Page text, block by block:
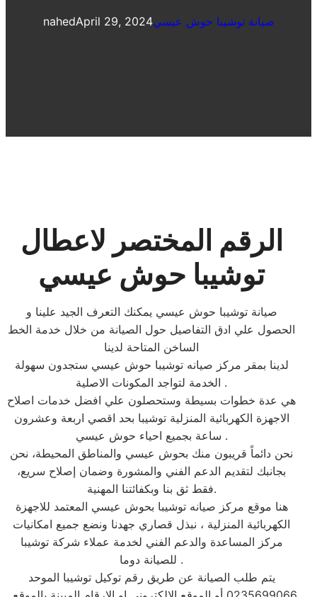
nahedApril 29, 2024صيانة توشيبا حوش عيسي
الرقم المختصر لاعطال
توشيبا حوش عيسي
صيانة توشيبا حوش عيسي يمكنك التعرف الجيد علينا و
الحصول علي ادق التفاصيل حول الصيانة من خلال خدمة الخط
الساخن المتاحة لدينا
لدينا بمقر مركز صيانه توشيبا حوش عيسي ستجدون سهولة
الخدمة لتواجد المكونات الاصلية .
هي عدة خطوات بسيطة وستحصلون علي افضل خدمات اصلاح
الاجهزة الكهربائية المنزلية توشيبا بحد اقصي اربعة وعشرون
ساعة بجميع احياء حوش عيسي .
نحن دائماً قريبون منك بحوش عيسي والمناطق المحيطة، نحن
بجانبك لتقديم الدعم الفني والمشورة وضمان إصلاح سريع،
فقط ثق بنا وبكفائتنا المهنية.
هنا موقع مركز صيانه توشيبا بحوش عيسي المعتمد للاجهزة
الكهربائية المنزلية ، نبذل قصاري جهدنا ونضع جميع امكانيات
مركز المساعدة والدعم الفني لخدمة عملاء شركة توشيبا
للصيانة دوما .
يتم طلب الصيانة عن طريق رقم توكيل توشيبا الموحد